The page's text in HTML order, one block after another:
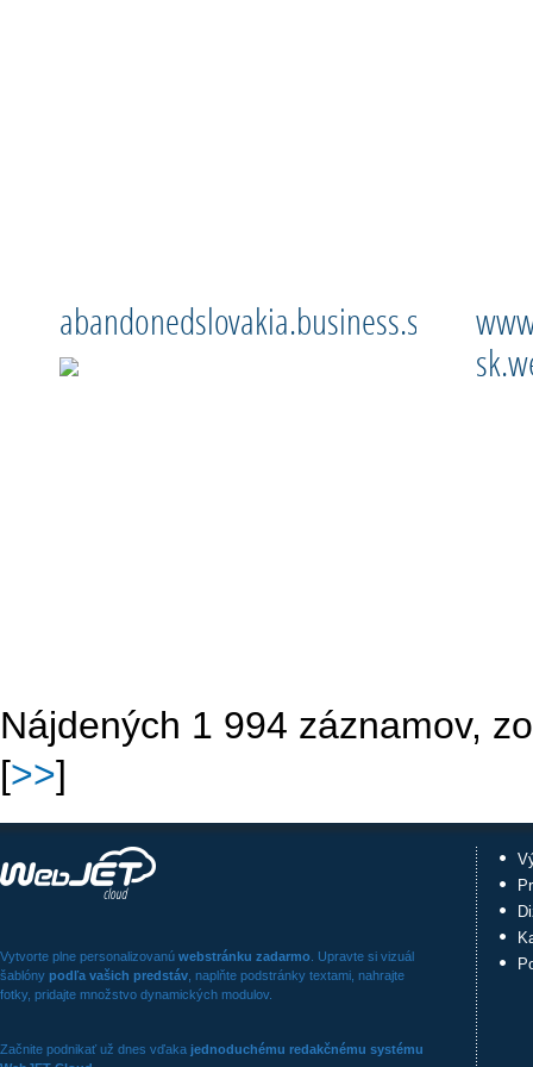
abandonedslovakia.business.sk
Nájdených 1 994 záznamov,
[>>]
Vytvorte plne personalizovanú webstránku zadarmo . Upravte si vizuál
šablóny podľa vašich predstáv , naplňte podstránky textami, nahrajte
fotky, pridajte množstvo dynamických modulov.
Začnite podnikať už dnes vďaka jednoduchému redakčnému systému